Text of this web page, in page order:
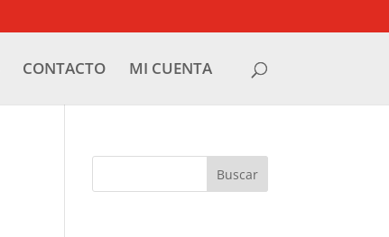
CONTACTO MI CUENTA